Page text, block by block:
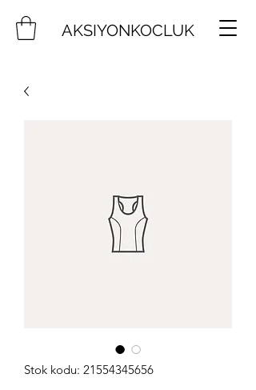
AKSIYONKOCLUK
Stok kodu: 21554345656